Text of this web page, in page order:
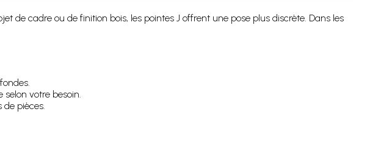
de cadre ou de finition bois, les pointes J offrent une pose plus discrète. Dans les
votre besoin.
pièces.